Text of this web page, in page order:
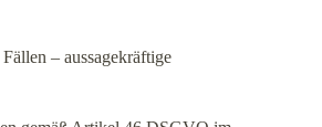
– aussagekräftige